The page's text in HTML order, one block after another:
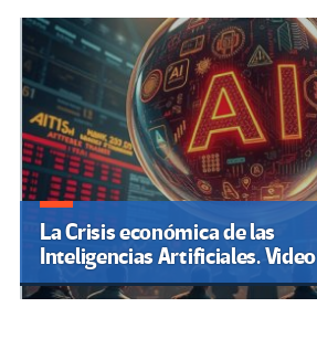
La Crisis económica de las
Inteligencias Artificiales. Video